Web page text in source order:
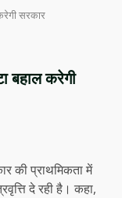
सरकार
बहाल करेगी
की प्राथमिकता में
दे रही है। कहा,